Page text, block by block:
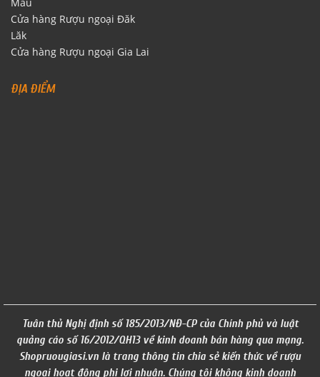
Cửa hàng Rượu ngoại Đăk
Lăk
Cửa hàng Rượu ngoại Gia Lai
ĐỊA ĐIỂM
Tuân thủ Nghị định số 185/2013/NĐ-CP của Chính phủ và luật
quảng cáo số 16/2012/QH13 về kinh doanh bán hàng qua mạng.
Shopruougiasi.vn là trang thông tin chia sẻ kiến thức về rượu
ngoại hoạt động phi lơi nhuận. Chúng tôi không kinh doanh